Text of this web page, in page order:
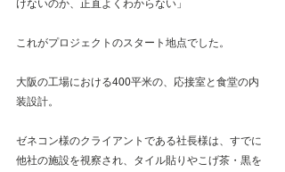
けないのか、正直よくわからない」
これがプロジェクトのスタート地点でした。
大阪の工場における400平米の、応接室と食堂の内
装設計。
ゼネコン様のクライアントである社長様は、すでに
他社の施設を視察され、タイル貼りやこげ茶・黒を